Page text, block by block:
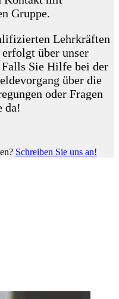
Gruppe.
Lehrkräften
über unser
Falls Sie Hilfe bei der
über die
oder Fragen
da!
Schreiben Sie uns an!